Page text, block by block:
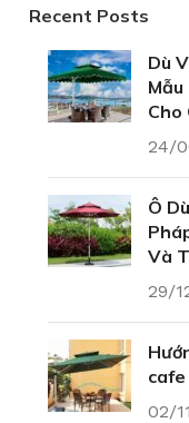
Recent Posts
Dù
Cho
24/
Ô
Và
29/
cafe
02/